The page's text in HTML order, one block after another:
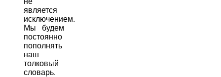
является
исключением.
Мы будем
постоянно
пополнять
наш
толковый
словарь.